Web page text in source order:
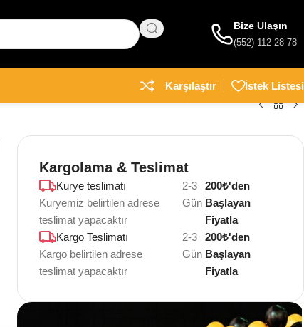
Bize Ulaşın
(552) 112 28 78
Karşılaştır
İstek Listesi
Kargolama & Teslimat
Kurye teslimatı
Kuryemiz belirtilen adrese
teslimat yapacaktır
2-3
Gün
200₺'den
Başlayan
Fiyatla
Kargo Teslimatı
Kargo belirtilen adrese
teslimat yapacaktır
2-3
Gün
200₺'den
Başlayan
Fiyatla